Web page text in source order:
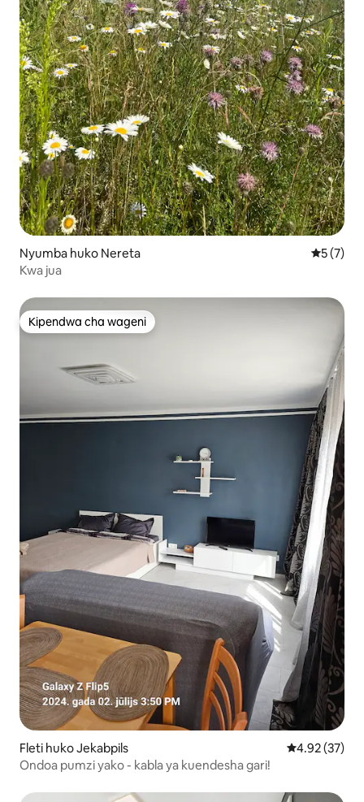
Nyumba huko Nereta
5 (7)
Kwa jua
Kipendwa cha wageni
Kipendwa cha wageni
Fleti huko Jekabpils Ukadiriaji wa
4.92 (37)
Ondoa pumzi yako - kabla ya kuendesha gari!